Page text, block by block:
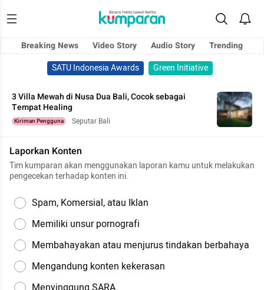
Breaking News Video Story Audio Story
Trending
SATU Indonesia Awards
Green Initiative
3 Villa Mewah di Nusa Dua Bali, Cocok sebagai
Tempat Healing
Kiriman Pengguna Seputar Bali
Laporkan Konten
Tim kumparan akan menggunakan laporan kamu untuk melakukan
pengecekan terhadap konten ini.
Spam, Komersial, atau Iklan
Memiliki unsur pornografi
Membahayakan atau menjurus tindakan berbahaya
Mengandung konten kekerasan